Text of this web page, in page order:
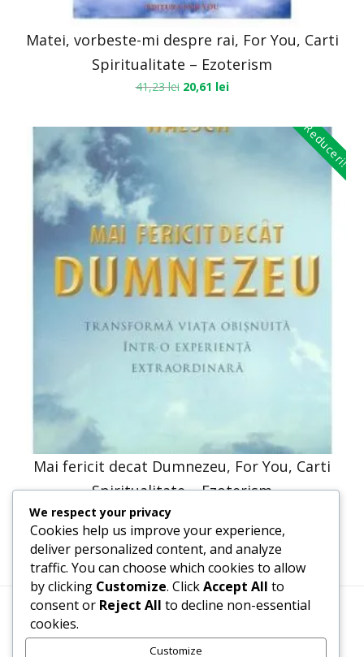
Matei, vorbeste-mi despre rai, For You, Carti
Spiritualitate – Ezoterism
41,23lei 20,61 lei
Reduceri!
Mai fericit decat Dumnezeu, For You, Carti
Spiritualitate – Ezoterism
30,66lei
Termeni, Condiții & Protecția Datelor (GDPR)
We respect your privacy
Cookies help us improve your experience,
deliver personalized content, and analyze
traffic. You can choose which cookies to allow
by clicking Customize. ClickAccept All to
consent or Reject All to decline non-essential
cookies.
Customize